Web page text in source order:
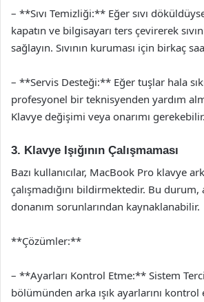
– **Sıvı Temizliği:** Eğer sıvı
kapatın ve bilgisayarı ters çevirerek
sağlayın. Sıvının kuruması için birkaç
– **Servis Desteği:** Eğer tuşlar hala
profesyonel bir teknisyenden yardım
Klavye değişimi veya onarımı gerekebilir.
3. Klavye Işığının Çalışmaması
Bazı kullanıcılar, MacBook Pro klavye
çalışmadığını bildirmektedir. Bu
donanım sorunlarından kaynaklanabilir.
**Çözümler:**
– **Ayarları Kontrol Etme:** Sistem
bölümünden arka ışık ayarlarını